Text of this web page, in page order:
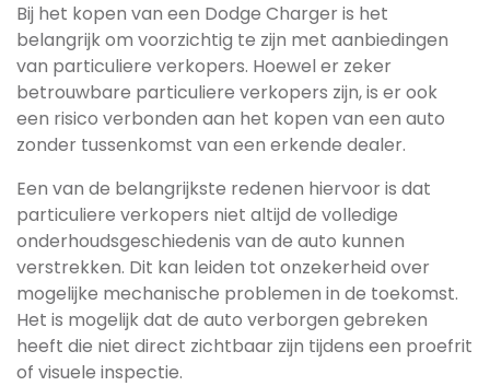
Bij het kopen van een Dodge Charger is het
belangrijk om voorzichtig te zijn met aanbiedingen
van particuliere verkopers. Hoewel er zeker
betrouwbare particuliere verkopers zijn, is er ook
een risico verbonden aan het kopen van een auto
zonder tussenkomst van een erkende dealer.
Een van de belangrijkste redenen hiervoor is dat
particuliere verkopers niet altijd de volledige
onderhoudsgeschiedenis van de auto kunnen
verstrekken. Dit kan leiden tot onzekerheid over
mogelijke mechanische problemen in de toekomst.
Het is mogelijk dat de auto verborgen gebreken
heeft die niet direct zichtbaar zijn tijdens een proefrit
of visuele inspectie.